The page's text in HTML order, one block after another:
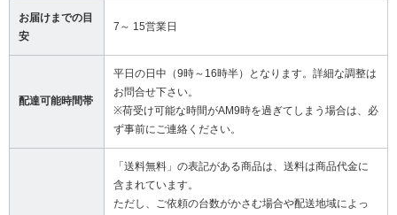
お届けまでの目
安
7～ 15営業日
配達可能時間帯
平日の日中（9時～16時半）となります。詳細な調整は
お問合せ下さい。
※荷受け可能な時間がAM9時を過ぎてしまう場合は、必
ず事前にご連絡ください。
「送料無料」の表記がある商品は、送料は商品代金に
含まれています。
ただし、ご依頼の台数がかさむ場合や配送地域によっ